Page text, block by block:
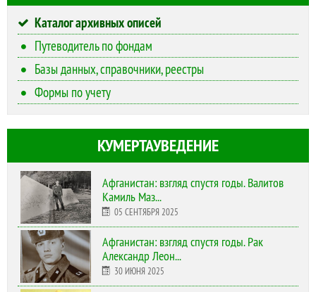
Каталог архивных описей
Путеводитель по фондам
Базы данных, справочники, реестры
Формы по учету
КУМЕРТАУВЕДЕНИЕ
Афганистан: взгляд спустя годы. Валитов
Камиль Маз...
05 СЕНТЯБРЯ 2025
Афганистан: взгляд спустя годы. Рак
Александр Леон...
30 ИЮНЯ 2025